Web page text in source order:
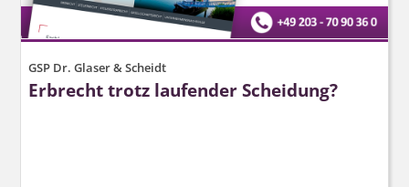
GSP Dr. Glaser & Scheidt
Erbrecht trotz laufender Scheidung?